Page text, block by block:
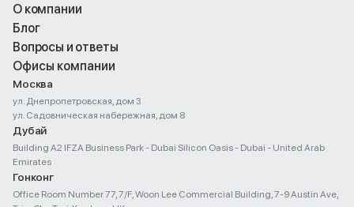
О компании
Блог
Вопросы и ответы
Офисы компании
Москва
ул. Днепропетровская, дом 3
ул. Садовническая набережная, дом 8
Дубай
Building A2 IFZA Business Park - Dubai Silicon Oasis - Dubai - United Arab
Emirates
Гонконг
Office Room Number 77, 7/F, Woon Lee Commercial Building, 7-9 Austin Ave,